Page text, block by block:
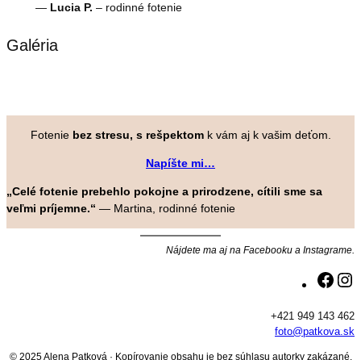
— Lucia P. – rodinné fotenie
Galéria
Fotenie bez stresu, s rešpektomk vám aj k vašim deťom.
Napíšte mi…
„Celé fotenie prebehlo pokojne a prirodzene, cítili sme sa
veľmi príjemne.“ — Martina, rodinné fotenie
Nájdete ma aj na Facebooku a Instagrame.
+421 949 143 462
foto@patkova.sk
© 2025 Alena Patková · Kopírovanie obsahu je bez súhlasu autorky zakázané.